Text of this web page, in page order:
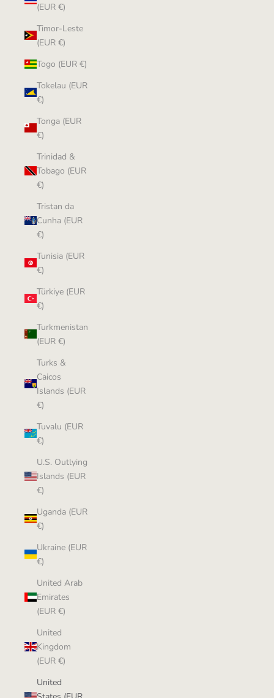
(EUR €)
Timor-Leste
(EUR €)
Togo (EUR €)
Tokelau (EUR
€)
Tonga (EUR
€)
Trinidad &
Tobago (EUR
€)
Tristan da
Cunha (EUR
€)
Tunisia (EUR
€)
Türkiye (EUR
€)
Turkmenistan
(EUR €)
Turks &
Caicos
Islands (EUR
€)
Tuvalu (EUR
€)
U.S. Outlying
Islands (EUR
€)
Uganda (EUR
€)
Ukraine (EUR
€)
United Arab
Emirates
(EUR €)
United
Kingdom
(EUR €)
United